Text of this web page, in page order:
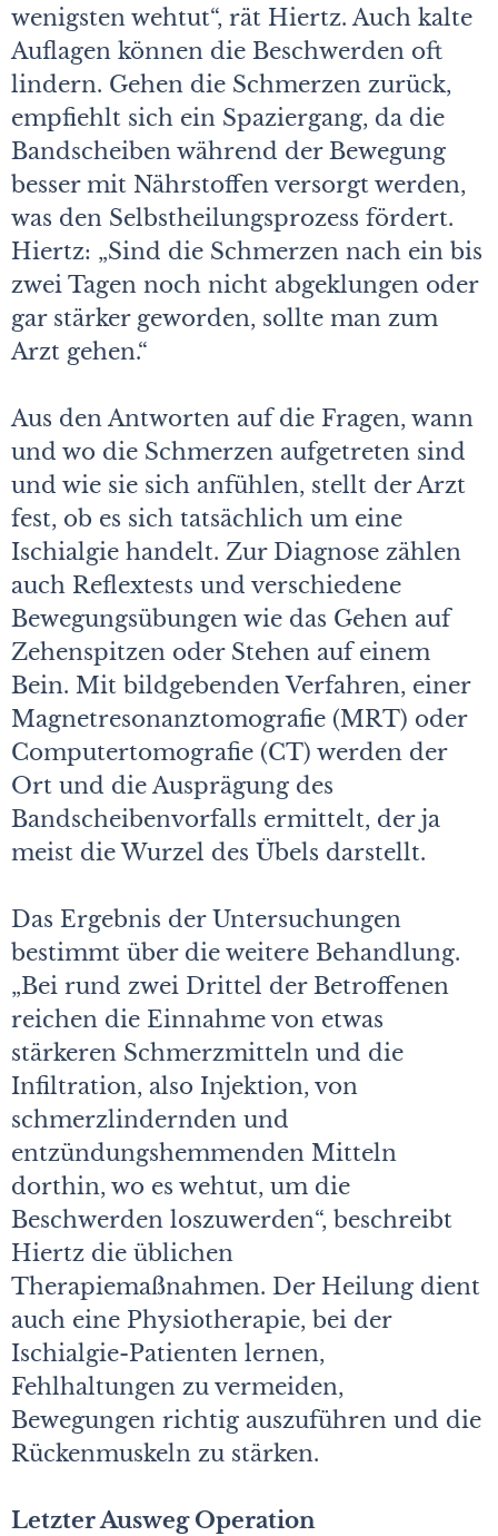
wenigsten wehtut“, rät Hiertz. Auch kalte
Auflagen können die Beschwerden oft
lindern. Gehen die Schmerzen zurück,
empfiehlt sich ein Spaziergang, da die
Bandscheiben während der Bewegung
besser mit Nährstoffen versorgt werden,
was den Selbstheilungsprozess fördert.
Hiertz: „Sind die Schmerzen nach ein bis
zwei Tagen noch nicht abgeklungen oder
gar stärker geworden, sollte man zum
Arzt gehen.“
Aus den Antworten auf die Fragen, wann
und wo die Schmerzen aufgetreten sind
und wie sie sich anfühlen, stellt der Arzt
fest, ob es sich tatsächlich um eine
Ischialgie handelt. Zur Diagnose zählen
auch Reflextests und verschiedene
Bewegungsübungen wie das Gehen auf
Zehenspitzen oder Stehen auf einem
Bein. Mit bildgebenden Verfahren, einer
Magnetresonanztomografie (MRT) oder
Computertomografie (CT) werden der
Ort und die Ausprägung des
Bandscheibenvorfalls ermittelt, der ja
meist die Wurzel des Übels darstellt.
Das Ergebnis der Untersuchungen
bestimmt über die weitere Behandlung.
„Bei rund zwei Drittel der Betroffenen
reichen die Einnahme von etwas
stärkeren Schmerzmitteln und die
Infiltration, also Injektion, von
schmerzlindernden und
entzündungshemmenden Mitteln
dorthin, wo es wehtut, um die
Beschwerden loszuwerden“, beschreibt
Hiertz die üblichen
Therapiemaßnahmen. Der Heilung dient
auch eine Physiotherapie, bei der
Ischialgie-Patienten lernen,
Fehlhaltungen zu vermeiden,
Bewegungen richtig auszuführen und die
Rückenmuskeln zu stärken.
Letzter Ausweg Operation